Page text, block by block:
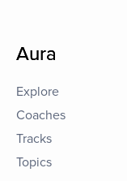
Aura
Explore
Coaches
Tracks
Topics